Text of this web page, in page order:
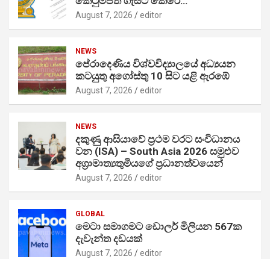
August 7, 2026 editor
NEWS
පේරාදෙණිය විශ්වවිද්‍යාලයේ අධ්‍යයන
කටයුතු අගෝස්තු 10 සිට යළි ඇරඹේ
August 7, 2026 editor
NEWS
දකුණු ආසියාවේ ප්‍රථම වරට සංවිධානය
වන (ISA) – South Asia 2026 සමුළුව
අග්‍රාමාත්‍යතුමියගේ ප්‍රධානත්වයෙන්
August 7, 2026 editor
GLOBAL
මෙටා සමාගමට ඩොලර් මිලියන 567ක
දැවැන්ත දඩයක්
August 7, 2026 editor